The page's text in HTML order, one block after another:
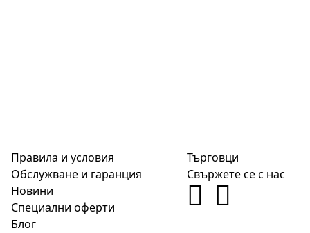
Правила и условия
Обслужване и гаранция
Новини
Специални оферти
Блог
Търговци
Свържете се с нас